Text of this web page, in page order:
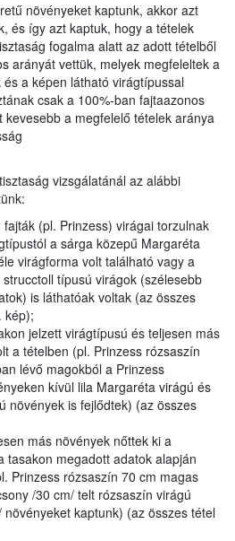
növényeket kaptunk, akkor azt
és így azt kaptuk, hogy a tételek
fogalma alatt az adott tételből
arányát vettük, melyek megfeleltek a
a képen látható virágtípussal
csak a 100%-ban fajtaazonos
a megfelelő tételek aránya
vizsgálatánál az alábbi
(pl. Prinzess) virágai torzulnak
a sárga közepű Margaréta
virágforma volt található vagy a
típusú virágok (szélesebb
is láthatóak voltak (az összes
kép);
jelzett virágtípusú és teljesen más
a tételben (pl. Prinzess rózsaszín
lévő magokból a Prinzess
kívül lila Margaréta virágú és
növények is fejlődtek) (az összes
más növények nőttek ki a
tasakon megadott adatok alapján
Prinzess rózsaszín 70 cm magas
/30 cm/ telt rózsaszín virágú
kaptunk) (az összes tétel